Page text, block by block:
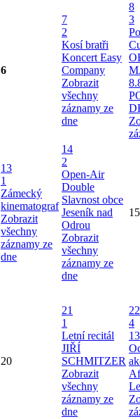
6
7
2
Kosí bratři
Koncert Easy
Company
Zobrazit
všechny
záznamy ze
dne
8
3
13
1
Zámecký
kinematograf
Zobrazit
všechny
záznamy ze
dne
14
2
Open-Air
Double
Slavnost obce
Jeseník nad
Odrou
Zobrazit
všechny
záznamy ze
dne
15
20
21
1
Letní recitál
JIŘÍ
SCHMITZER
Zobrazit
všechny
záznamy ze
dne
22
4